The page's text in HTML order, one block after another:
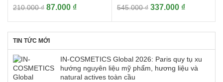
210.000₫ Giá
210.000 ₫.
87.000 ₫Giá
87.000 ₫.
545.000₫ Giá
337.000 ₫Giá
337.000 ₫.
TIN TỨC MỚI
IN-COSMETICS Global 2026: Paris quy tụ xu
hướng nguyên liệu mỹ phẩm, hương liệu và
natural actives toàn cầu